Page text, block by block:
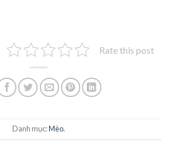
Rate this post
Danh mục:Mèo.